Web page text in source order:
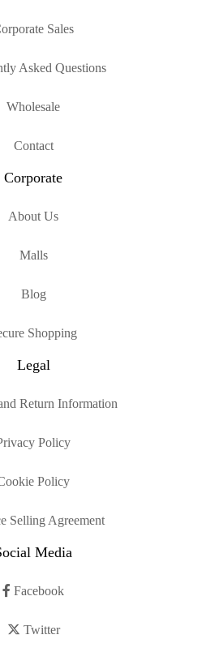
Sales
Asked Questions
Wholesale
Contact
Corporate
About Us
Malls
Blog
Shopping
Legal
Return Information
Policy
Policy
Selling Agreement
Media
Facebook
Twitter